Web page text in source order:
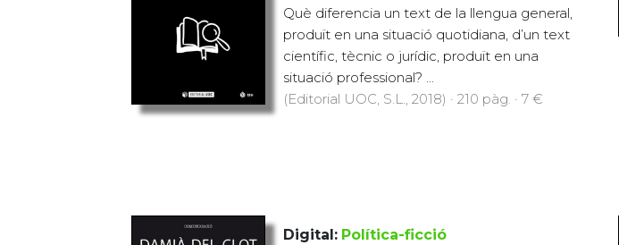
Què diferencia un text de la llengua general,
produït en una situació quotidiana, d’un text
científic, tècnic o jurídic, produït en una
situació professional? ...
(Editorial UOC, S.L., 2018) · 210 pàg. · 7 €
Digital: Política-ficció